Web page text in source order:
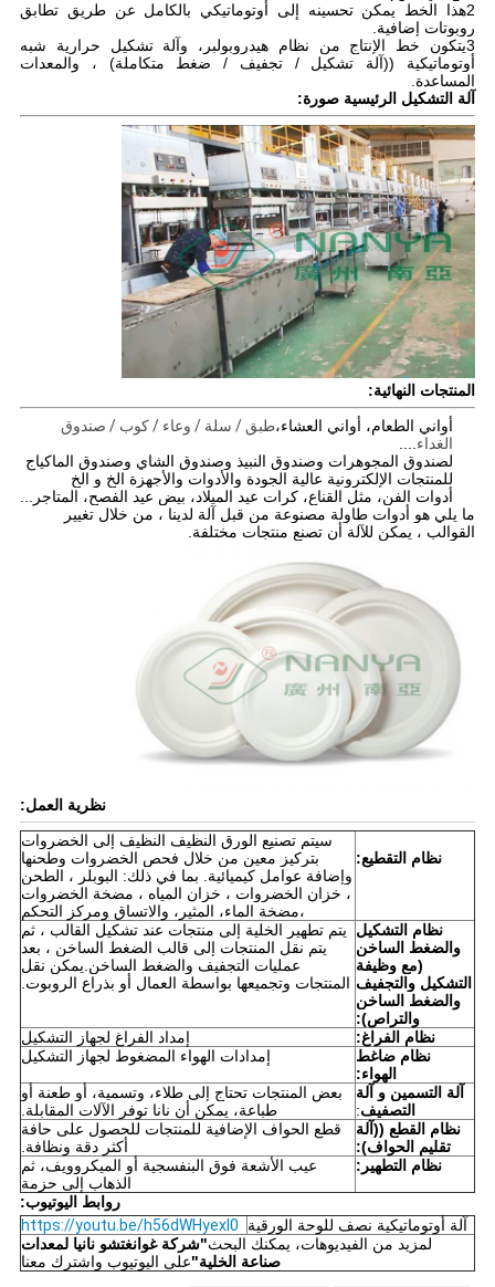
2هذا الخط يمكن تحسينه إلى أوتوماتيكي بالكامل عن طريق تطابق
روبوتات إضافية.
3يتكون خط الإنتاج من نظام هيدروبولبر، وآلة تشكيل حرارية شبه
أوتوماتيكية ((آلة تشكيل / تجفيف / ضغط متكاملة) ، والمعدات
المساعدة.
آلة التشكيل الرئيسية صورة:
المنتجات النهائية:
أواني الطعام، أواني العشاء،طبق / سلة / وعاء / كوب / صندوق
الغداء
لصندوق المجوهرات وصندوق النبيذ وصندوق الشاي وصندوق الماكياج
للمنتجات الإلكترونية عالية الجودة والأدوات والأجهزة الخ و الخ
أدوات الفن، مثل القناع، كرات عيد الميلاد، بيض عيد الفصح، المتاجر...
ما يلي هو أدوات طاولة مصنوعة من قبل آلة لدينا ، من خلال تغيير
القوالب ، يمكن للآلة أن تصنع منتجات مختلفة.
نظرية العمل:
نظام التقطيع:
سيتم تصنيع الورق النظيف النظيف إلى الخضروات
بتركيز معين من خلال فحص الخضروات وطحنها
وإضافة عوامل كيميائية. بما في ذلك: البوبلر ، الطحن
، خزان الخضروات ، خزان المياه ، مضخة الخضروات
،مضخة الماء، المثير، والاتساق ومركز التحكم
نظام التشكيل
والضغط الساخن
(مع وظيفة
التشكيل والتجفيف
والضغط الساخن
والتراص):
يتم تطهير الخلية إلى منتجات عند تشكيل القالب ، ثم
يتم نقل المنتجات إلى قالب الضغط الساخن ، بعد
عمليات التجفيف والضغط الساخن.يمكن نقل
المنتجات وتجميعها بواسطة العمال أو بذراع الروبوت.
نظام الفراغ:
إمداد الفراغ لجهاز التشكيل
نظام ضاغط
الهواء:
إمدادات الهواء المضغوط لجهاز التشكيل
آلة التسمين و آلة
التصفيف:
بعض المنتجات تحتاج إلى طلاء، وتسمية، أو طعنة أو
طباعة، يمكن أن نانا توفر الآلات المقابلة.
نظام القطع ((آلة
تقليم الحواف):
قطع الحواف الإضافية للمنتجات للحصول على حافة
أكثر دقة ونظافة.
نظام التطهير:
عيب الأشعة فوق البنفسجية أو الميكروويف، ثم
الذهاب إلى حزمة
روابط اليوتيوب:
آلة أوتوماتيكية نصف للوحة الورقية
https://youtu.be/h56dWHyexI0
لمزيد من الفيديوهات، يمكنك البحث"شركة غوانغتشو نانيا لمعدات
صناعة الخلية"على اليوتيوب واشترك معنا